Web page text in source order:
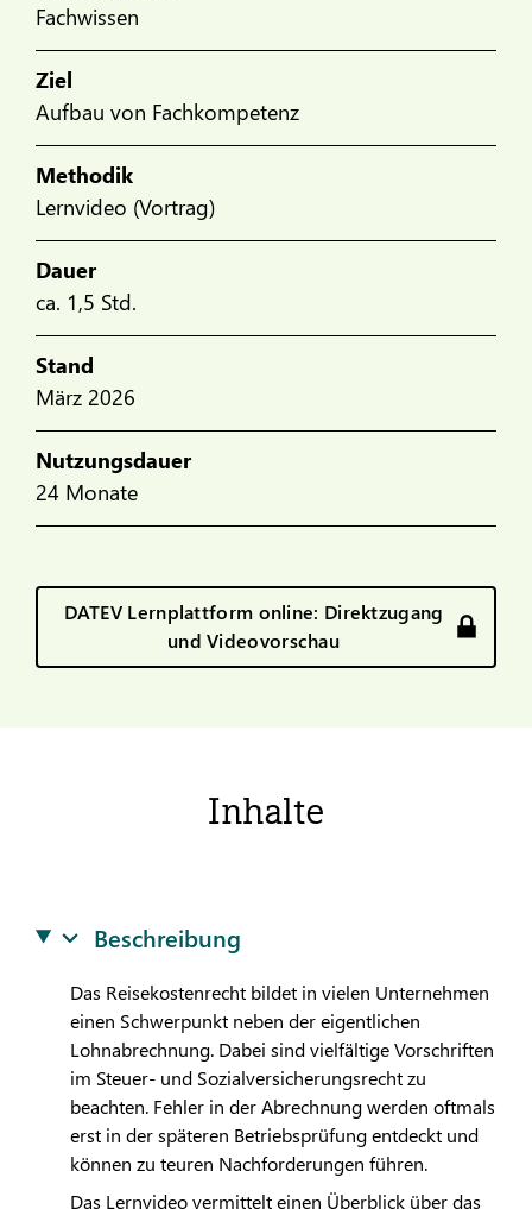
Fachwissen
Ziel
Aufbau von Fachkompetenz
Methodik
Lernvideo (Vortrag)
Dauer
ca. 1,5 Std.
Stand
März 2026
Nutzungsdauer
24 Monate
DATEV Lernplattform online: Direktzugang
und Videovorschau
Inhalte
Beschreibung
Das Reisekostenrecht bildet in vielen Unternehmen
einen Schwerpunkt neben der eigentlichen
Lohnabrechnung. Dabei sind vielfältige Vorschriften
im Steuer- und Sozialversicherungsrecht zu
beachten. Fehler in der Abrechnung werden oftmals
erst in der späteren Betriebsprüfung entdeckt und
können zu teuren Nachforderungen führen.
Das Lernvideo vermittelt einen Überblick über das